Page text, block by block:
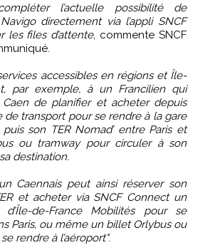
l’actuelle possibilité de
directement via l’appli SNCF
les files d’attente, commente SNCF
accessibles en régions et Île-
par exemple, à un Francilien qui
de planifier et acheter depuis
de transport pour se rendre à la gare
son TER Nomad’ entre Paris et
ou tramway pour circuler à son
destination.
Caennais peut ainsi réserver son
et acheter via SNCF Connect un
de-France Mobilités pour se
Paris, ou même un billet Orlybus ou
rendre à l’aéroport".